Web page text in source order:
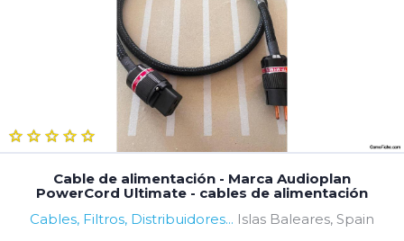
Cable de alimentación - Marca Audioplan
PowerCord Ultimate - cables de alimentación
Cables, Filtros, Distribuidores... Islas Baleares, Spain